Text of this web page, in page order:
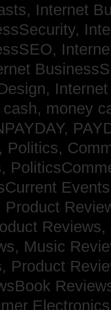
Internet
money
Politics,
Product
Music
Product